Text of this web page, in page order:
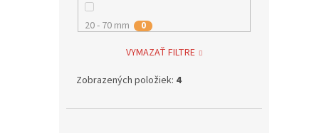
20 - 70 mm 0
VYMAZAŤ FILTRE
Zobrazených položiek: 4